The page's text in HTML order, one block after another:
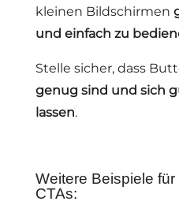
kleinen Bildschirmen
und einfach zu
Stelle sicher, dass
genug sind und sich
lassen.
Weitere Beispiele für
CTAs: